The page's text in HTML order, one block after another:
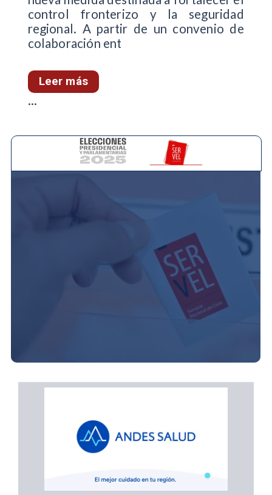
control fronterizo y la seguridad
regional. A partir de un convenio de
colaboración ent
Leer más
...